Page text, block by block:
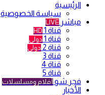
الرئيسية
سياسة الخصوصية
مباشر LIVE
قناة 1 HD
قناة 1 دولي
قناة 2 دولي
قناة 3
قناة 4
قناة 5
فجر شو أفلام ومسلسلات
الأخبار